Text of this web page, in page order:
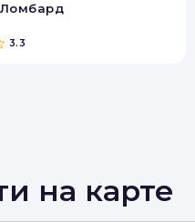
3.3
на карте